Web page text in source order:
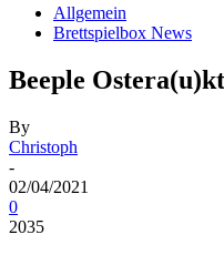
Allgemein
Brettspielbox News
Beeple
By
Christoph
-
02/04/2021
0
2035